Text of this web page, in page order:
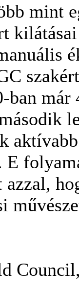
mint
ban
E
azzal,